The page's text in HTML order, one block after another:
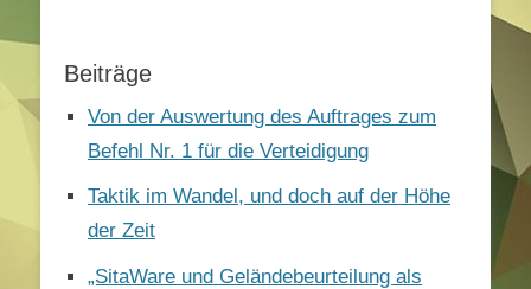
Beiträge
Von der Auswertung des Auftrages zum
Befehl Nr. 1 für die Verteidigung
Taktik im Wandel, und doch auf der Höhe
der Zeit
„SitaWare und Geländebeurteilung als